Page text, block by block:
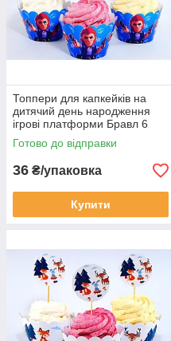
Топпери для капкейків на
дитячий день народження
ігрові платформи Бравл 6
кошиків 6 топерів
Готово до відправки
36 ₴/упаковка
Купити